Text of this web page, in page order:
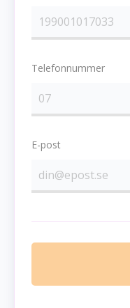
Telefonnummer
E-post